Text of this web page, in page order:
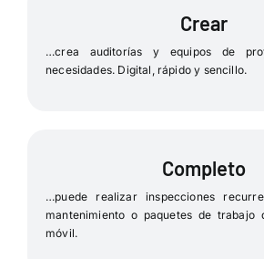
Crear
…crea auditorías y equipos de
necesidades. Digital, rápido y sencillo.
Completo
…puede realizar inspecciones
mantenimiento o paquetes de
móvil.